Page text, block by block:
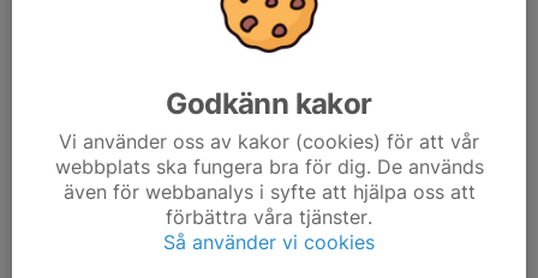
Godkänn kakor
Vi använder oss av kakor (cookies) för att vår
webbplats ska fungera bra för dig. De används
även för webbanalys i syfte att hjälpa oss att
förbättra våra tjänster.
Så använder vi cookies